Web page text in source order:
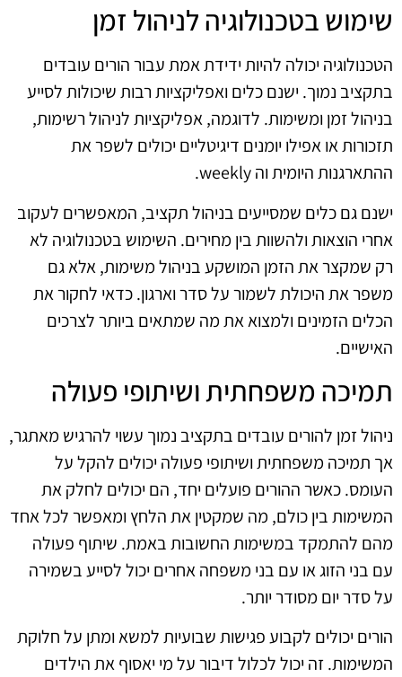
שימוש בטכנולוגיה לניהול זמן
הטכנולוגיה יכולה להיות ידידת אמת עבור הורים עובדים
בתקציב נמוך. ישנם כלים ואפליקציות רבות שיכולות לסייע
בניהול זמן ומשימות. לדוגמה, אפליקציות לניהול רשימות,
תזכורות או אפילו יומנים דיגיטליים יכולים לשפר את
ההתארגנות היומית וה weekly.
ישנם גם כלים שמסייעים בניהול תקציב, המאפשרים לעקוב
אחרי הוצאות ולהשוות בין מחירים. השימוש בטכנולוגיה לא
רק שמקצר את הזמן המושקע בניהול משימות, אלא גם
משפר את היכולת לשמור על סדר וארגון. כדאי לחקור את
הכלים הזמינים ולמצוא את מה שמתאים ביותר לצרכים
האישיים.
תמיכה משפחתית ושיתופי פעולה
ניהול זמן להורים עובדים בתקציב נמוך עשוי להרגיש מאתגר,
אך תמיכה משפחתית ושיתופי פעולה יכולים להקל על
העומס. כאשר ההורים פועלים יחד, הם יכולים לחלק את
המשימות בין כולם, מה שמקטין את הלחץ ומאפשר לכל אחד
מהם להתמקד במשימות החשובות באמת. שיתוף פעולה
עם בני הזוג או עם בני משפחה אחרים יכול לסייע בשמירה
על סדר יום מסודר יותר.
הורים יכולים לקבוע פגישות שבועיות למשא ומתן על חלוקת
המשימות. זה יכול לכלול דיבור על מי יאסוף את הילדים